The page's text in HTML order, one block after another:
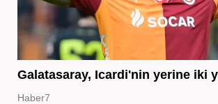
Galatasaray, Icardi'nin yerine iki
Haber7